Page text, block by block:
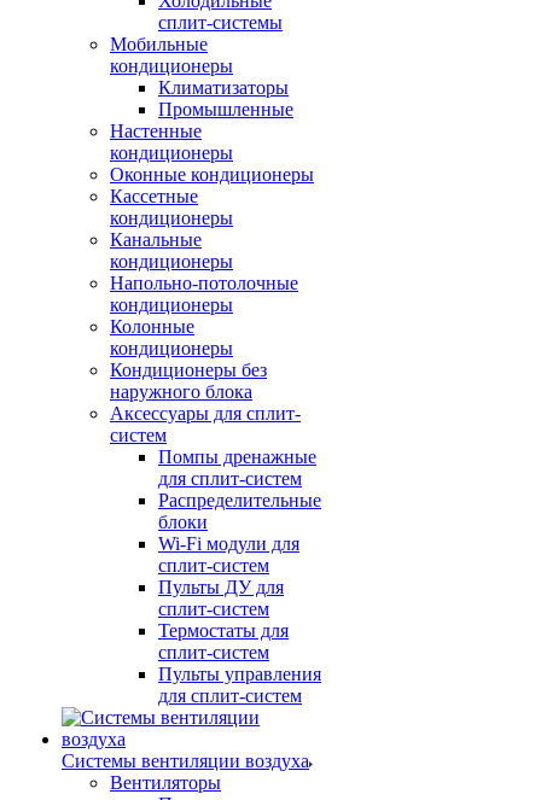
сплит-системы
Мобильные
кондиционеры
Климатизаторы
Промышленные
Настенные
кондиционеры
Оконные кондиционеры
Кассетные
кондиционеры
Канальные
кондиционеры
Напольно-потолочные
кондиционеры
Колонные
кондиционеры
Кондиционеры без
наружного блока
Аксессуары для сплит-
систем
Помпы дренажные
для сплит-систем
Распределительные
блоки
Wi-Fi модули для
сплит-систем
Пульты ДУ для
сплит-систем
Термостаты для
сплит-систем
Пульты управления
для сплит-систем
Системы вентиляции воздуха
Вентиляторы